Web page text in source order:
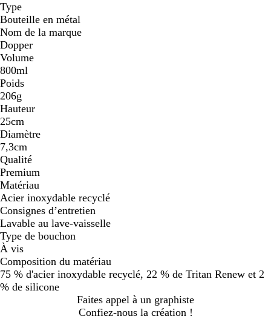
Type
Bouteille en métal
Nom de la marque
Dopper
Volume
800ml
Poids
206g
Hauteur
25cm
Diamètre
7,3cm
Qualité
Premium
Matériau
Acier inoxydable recyclé
Consignes d’entretien
Lavable au lave-vaisselle
Type de bouchon
À vis
Composition du matériau
75 % d'acier inoxydable recyclé, 22 % de Tritan Renew et 2
% de silicone
Faites appel à un graphiste
Confiez-nous la création !